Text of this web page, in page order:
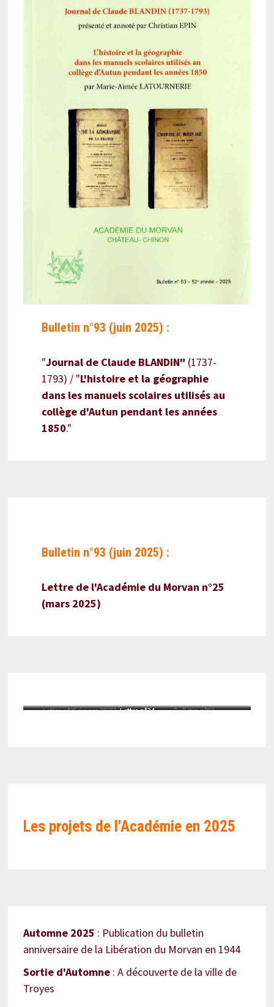
Bulletin n°93 (juin 2025) :
"Journal de Claude BLANDIN" (1737-
1793) / "L'histoire et la géographie
dans les manuels scolaires utilisés au
collège d'Autun pendant les années
1850."
Bulletin n°93 (juin 2025) :
Lettre de l'Académie du Morvan n°25
(mars 2025)
Lettre n°25 (mars 2025) Bulletin n°92
Lettre n°24
Les projets de l'Académie en 2025
Automne 2025 : Publication du bulletin
anniversaire de la Libération du Morvan en 1944
Sortie d'Automne : A découverte de la ville de
Troyes